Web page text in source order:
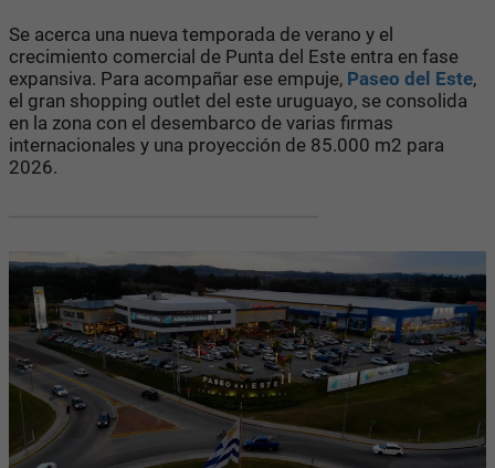
Se acerca una nueva temporada de verano y el
crecimiento comercial de Punta del Este entra en fase
expansiva. Para acompañar ese empuje, Paseo del Este,
el gran shopping outlet del este uruguayo, se consolida
en la zona con el desembarco de varias firmas
internacionales y una proyección de 85.000 m2 para
2026.